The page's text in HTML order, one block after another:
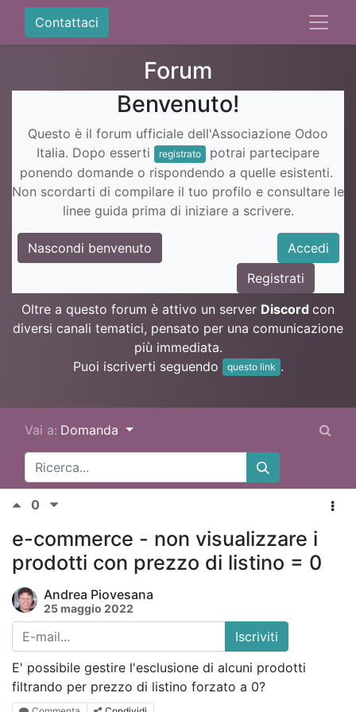
Contattaci
Forum
Benvenuto!
Questo è il forum ufficiale dell'Associazione Odoo
Italia. Dopo esserti
registrato
potrai partecipare
ponendo domande o rispondendo a quelle esistenti.
Non scordarti di compilare il tuo profilo e consultare le
linee guida prima di iniziare a scrivere.
Nascondi benvenuto
Accedi
Registrati
Oltre a questo forum è attivo un server Discord con
diversi canali tematici, pensato per una comunicazione
più immediata.
Puoi iscriverti seguendo
questo link .
Vai a: Domanda
0
e-commerce - non visualizzare i
prodotti con prezzo di listino = 0
Andrea Piovesana
25 maggio 2022
Iscriviti
E' possibile gestire l'esclusione di alcuni prodotti
filtrando per prezzo di listino forzato a 0?